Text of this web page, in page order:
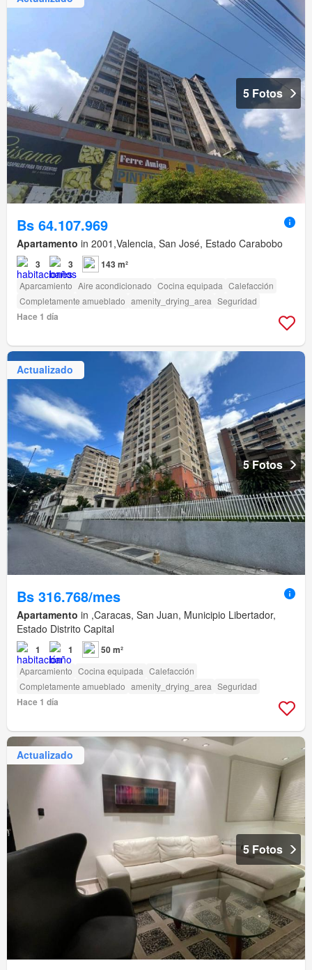
5 Fotos
Bs 64.107.969
Apartamento in 2001,Valencia, San José, Estado Carabobo
3 3 143 m²
Aparcamiento Aire acondicionado Cocina equipada Calefacción
Completamente amueblado amenity_drying_area Seguridad
Hace 1 día
Actualizado
5 Fotos
Bs 316.768/mes
Apartamento in ,Caracas, San Juan, Municipio Libertador,
Estado Distrito Capital
1 1 50 m²
Aparcamiento Cocina equipada Calefacción
Completamente amueblado amenity_drying_area Seguridad
Hace 1 día
Actualizado
5 Fotos